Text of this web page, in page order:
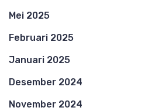
Mei 2025
Februari 2025
Januari 2025
Desember 2024
November 2024